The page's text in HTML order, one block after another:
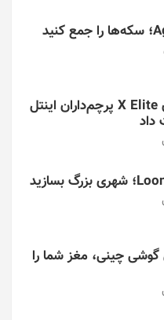
تراشه اسنپدراگون X Elite پرچم‌داران اینتل
گوشی چینی، مغز شما را